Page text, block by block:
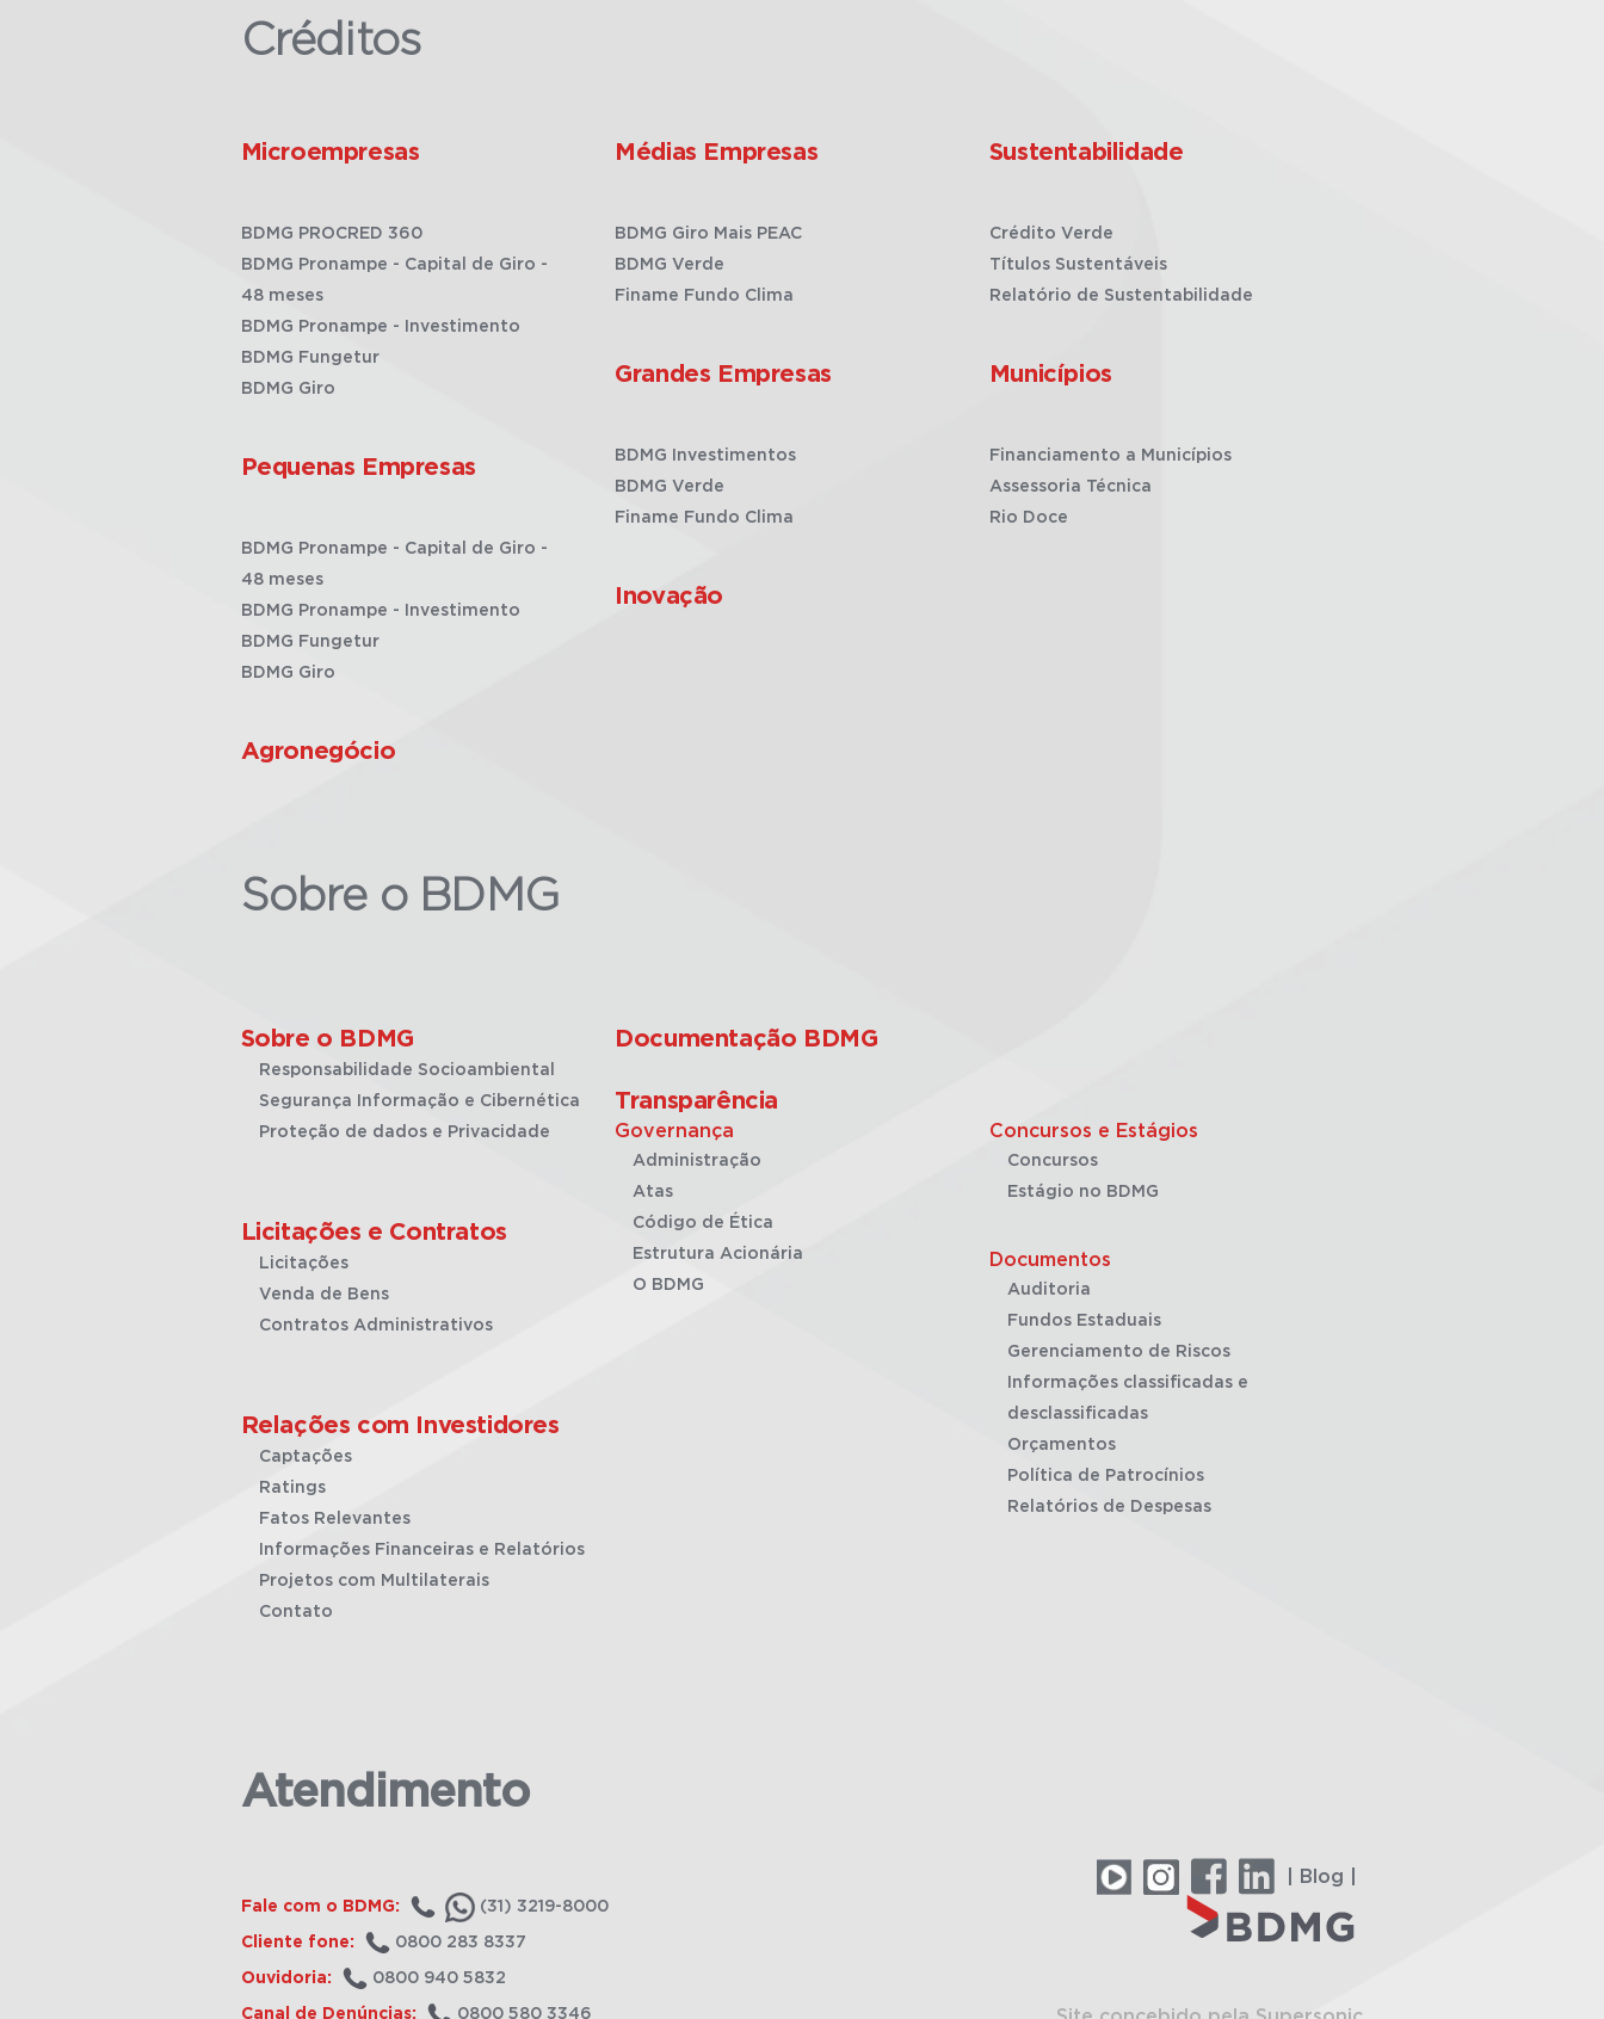
Créditos
Microempresas
BDMG PROCRED 360
BDMG Pronampe - Capital de Giro -
48 meses
BDMG Pronampe - Investimento
BDMG Fungetur
BDMG Giro
Pequenas Empresas
BDMG Pronampe - Capital de Giro -
48 meses
BDMG Pronampe - Investimento
BDMG Fungetur
BDMG Giro
Agronegócio
Médias Empresas
BDMG Giro Mais PEAC
BDMG Verde
Finame Fundo Clima
Grandes Empresas
BDMG Investimentos
BDMG Verde
Finame Fundo Clima
Inovação
Sustentabilidade
Crédito Verde
Títulos Sustentáveis
Relatório de Sustentabilidade
Municípios
Financiamento a Municípios
Assessoria Técnica
Rio Doce
Sobre o BDMG
Sobre o BDMG
Responsabilidade Socioambiental
Segurança Informação e Cibernética
Proteção de dados e Privacidade
Licitações e Contratos
Licitações
Venda de Bens
Contratos Administrativos
Relações com Investidores
Captações
Ratings
Fatos Relevantes
Informações Financeiras e Relatórios
Projetos com Multilaterais
Contato
Documentação BDMG
Transparência
Governança
Administração
Atas
Código de Ética
Estrutura Acionária
O BDMG
Concursos e Estágios
Concursos
Estágio no BDMG
Documentos
Auditoria
Fundos Estaduais
Gerenciamento de Riscos
Informações classificadas e
desclassificadas
Orçamentos
Política de Patrocínios
Relatórios de Despesas
Atendimento
Fale com o BDMG: (31) 3219-8000
Cliente fone: 0800 283 8337
Ouvidoria: 0800 940 5832
Canal de Denúncias: 0800 580 3346
| Blog |